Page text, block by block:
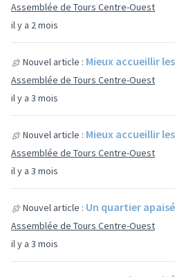
il y a 2 mois
Assemblée de Tours Centre-Ouest
il y a 3 mois
Nouvel article : Mieux accueillir
Assemblée de Tours Centre-Ouest
il y a 3 mois
Nouvel article : Mieux accueillir
Assemblée de Tours Centre-Ouest
il y a 3 mois
Nouvel article : Un quartier
Assemblée de Tours Centre-Ouest